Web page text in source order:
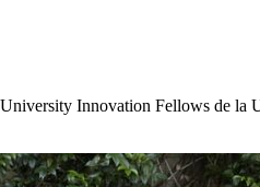
Innovation Fellows de la